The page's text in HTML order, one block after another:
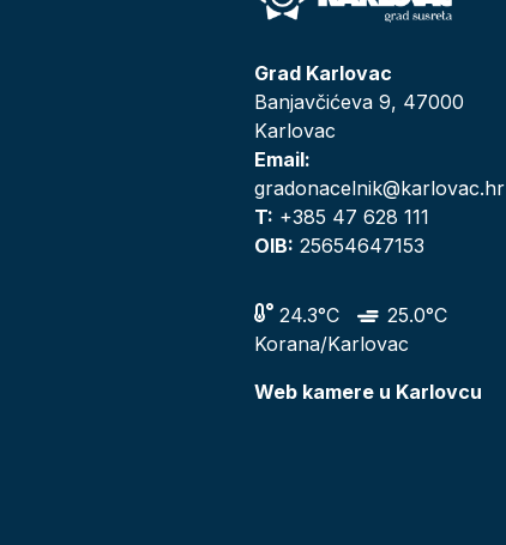
Grad Karlovac
Banjavčićeva 9, 47000
Karlovac
Email:
gradonacelnik@karlovac.hr
T: +385 47 628 111
OIB: 25654647153
24.3°C
25.0°C
Korana/Karlovac
Web kamere u Karlovcu